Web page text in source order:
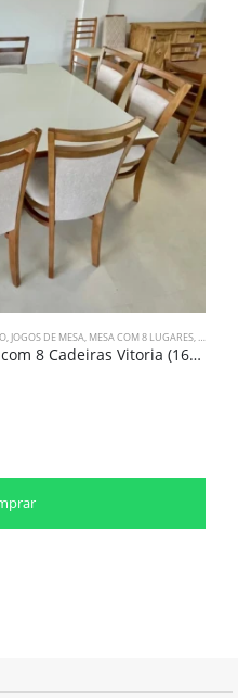
, JOGOS DE MESA, MESA COM 8 LUGARES,MESA
Mesa 1,40m com Vidro (1451) com 8 Cadeiras Vitoria (1698)